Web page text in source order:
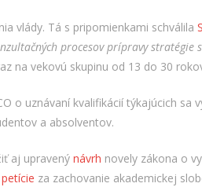
vlády. Tá s pripomienkami schválila
procesov prípravy stratégie
na vekovú skupinu od 13 do 30
o uznávaní kvalifikácií týkajúcich sa
a absolventov.
aj upravený návrh novely zákona o
petície za zachovanie akademickej